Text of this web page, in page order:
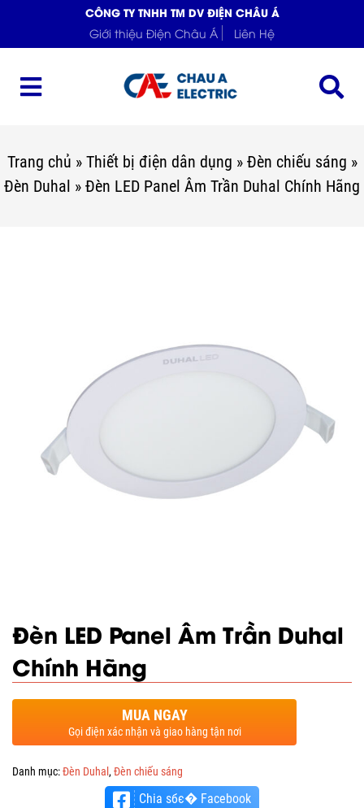
CÔNG TY TNHH TM DV ĐIỆN CHÂU Á
Giới thiệu Điện Châu Á
Liên Hệ
Trang chủ » Thiết bị điện dân dụng » Đèn chiếu sáng »
Đèn Duhal » Đèn LED Panel Âm Trần Duhal Chính Hãng
Đèn LED Panel Âm Trần Duhal
Chính Hãng
MUA NGAY
Gọi điện xác nhận và giao hàng tận nơi
Danh mục:Đèn Duhal , Đèn chiếu sáng
Chia sбє� Facebook